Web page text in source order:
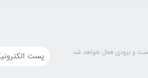
و بزودی فعال خواهد شد